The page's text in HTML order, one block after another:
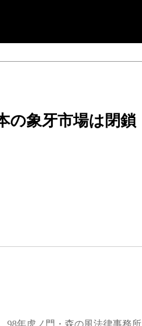
の象牙市場は閉鎖
98年虎ノ門・森の風法律事務所